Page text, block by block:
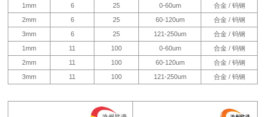
1mm
6 25 0-60um
合金 / 钨钢
2mm
6 25 60-120um
合金 / 钨钢
3mm
6 25 121-250um
合金 / 钨钢
1mm
11 100 0-60um
合金 / 钨钢
2mm
11 100 60-120um
合金 / 钨钢
3mm
11 100 121-250um 合金 / 钨钢